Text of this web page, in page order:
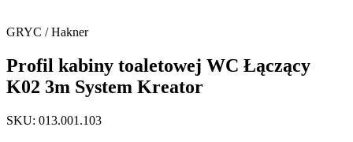
GRYC / Hakner
Profil kabiny toaletowej WC Łączący
K02 3m System Kreator
SKU: 013.001.103